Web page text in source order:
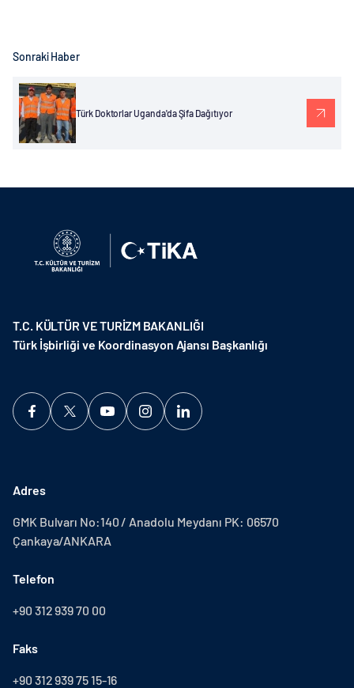
Sonraki Haber
Türk Doktorlar Uganda'da Şifa Dağıtıyor
T.C. KÜLTÜR VE TURİZM BAKANLIĞI
Türk İşbirliği ve Koordinasyon Ajansı Başkanlığı
Adres
GMK Bulvarı No:140 / Anadolu Meydanı PK: 06570
Çankaya/ANKARA
Telefon
+90 312 939 70 00
Faks
+90 312 939 75 15-16